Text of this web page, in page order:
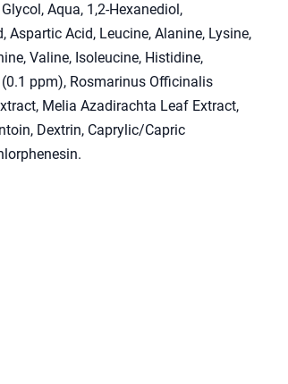
Aqua, 1,2-Hexanediol,
Aspartic Acid, Leucine, Alanine, Lysine,
Valine, Isoleucine, Histidine,
ppm), Rosmarinus Officinalis
Melia Azadirachta Leaf Extract,
Dextrin, Caprylic/Capric